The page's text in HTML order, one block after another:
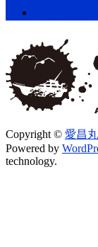
Copyright © 愛昌丸
Powered by
technology.